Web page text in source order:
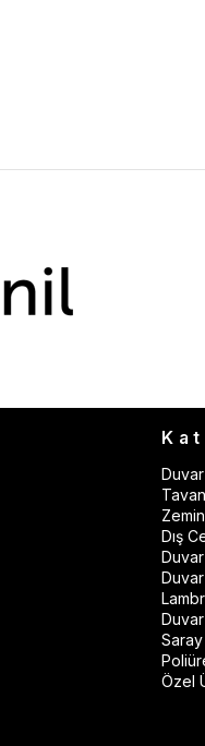
Dış
Duvar
Duvar
Özel